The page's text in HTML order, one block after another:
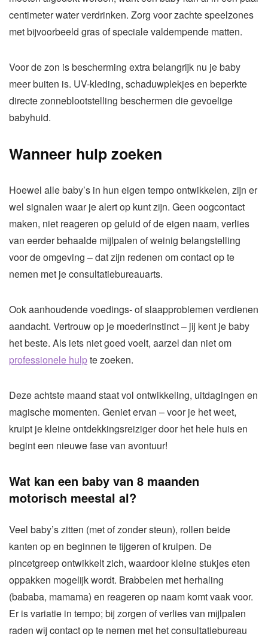
centimeter water verdrinken. Zorg voor zachte speelzones
met bijvoorbeeld gras of speciale valdempende matten.
Voor de zon is bescherming extra belangrijk nu je baby
meer buiten is. UV-kleding, schaduwplekjes en beperkte
directe zonneblootstelling beschermen die gevoelige
babyhuid.
Wanneer hulp zoeken
Hoewel alle baby’s in hun eigen tempo ontwikkelen, zijn er
wel signalen waar je alert op kunt zijn. Geen oogcontact
maken, niet reageren op geluid of de eigen naam, verlies
van eerder behaalde mijlpalen of weinig belangstelling
voor de omgeving – dat zijn redenen om contact op te
nemen met je consultatiebureauarts.
Ook aanhoudende voedings- of slaapproblemen verdienen
aandacht. Vertrouw op je moederinstinct – jij kent je baby
het beste. Als iets niet goed voelt, aarzel dan niet om
professionele hulpte zoeken.
Deze achtste maand staat vol ontwikkeling, uitdagingen en
magische momenten. Geniet ervan – voor je het weet,
kruipt je kleine ontdekkingsreiziger door het hele huis en
begint een nieuwe fase van avontuur!
Wat kan een baby van 8 maanden
motorisch meestal al?
Veel baby’s zitten (met of zonder steun), rollen beide
kanten op en beginnen te tijgeren of kruipen. De
pincetgreep ontwikkelt zich, waardoor kleine stukjes eten
oppakken mogelijk wordt. Brabbelen met herhaling
(bababa, mamama) en reageren op naam komt vaak voor.
Er is variatie in tempo; bij zorgen of verlies van mijlpalen
raden wij contact op te nemen met het consultatiebureau